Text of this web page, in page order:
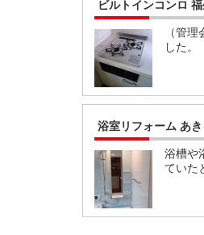
ビルトインコンロ
（管
した。
浴室リフォーム あ
浴槽や
ていた